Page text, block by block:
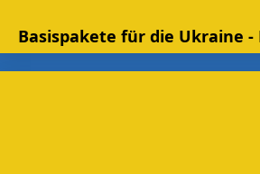
Basispakete für die Ukraine -